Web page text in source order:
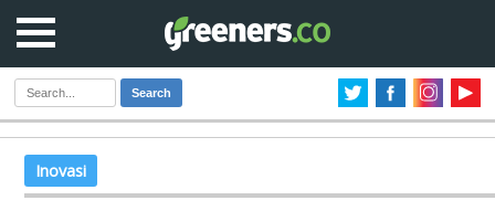
Search
Inovasi